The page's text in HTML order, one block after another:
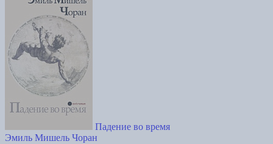
Падение во время
Эмиль Мишель Чоран